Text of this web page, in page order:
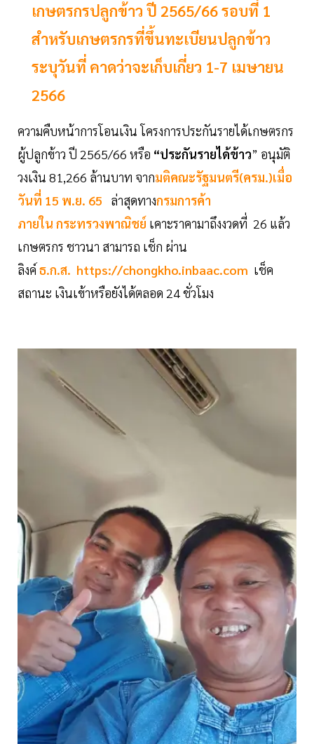
เกษตรกรปลูกข้าว ปี 2565/66 รอบที่ 1
สำหรับเกษตรกรที่ขึ้นทะเบียนปลูกข้าว
ระบุวันที่ คาดว่าจะเก็บเกี่ยว 1-7 เมษายน
2566
ความคืบหน้าการโอนเงิน โครงการประกันรายได้เกษตรกร
ผู้ปลูกข้าว ปี 2565/66 หรือ “ประกันรายได้ข้าว” อนุมัติ
วงเงิน 81,266 ล้านบาท จากมติคณะรัฐมนตรี(ครม.)เมื่อ
วันที่ 15 พ.ย. 65 ล่าสุดทางกรมการค้า
ภายใน กระทรวงพาณิชย์ เคาะราคามาถึงงวดที่ 26 แล้ว
เกษตรกร ชาวนา สามารถ เช็ก ผ่าน
ลิงค์ ธ.ก.ส. https://chongkho.inbaac.com เช็ค
สถานะ เงินเข้าหรือยังได้ตลอด 24 ชั่วโมง